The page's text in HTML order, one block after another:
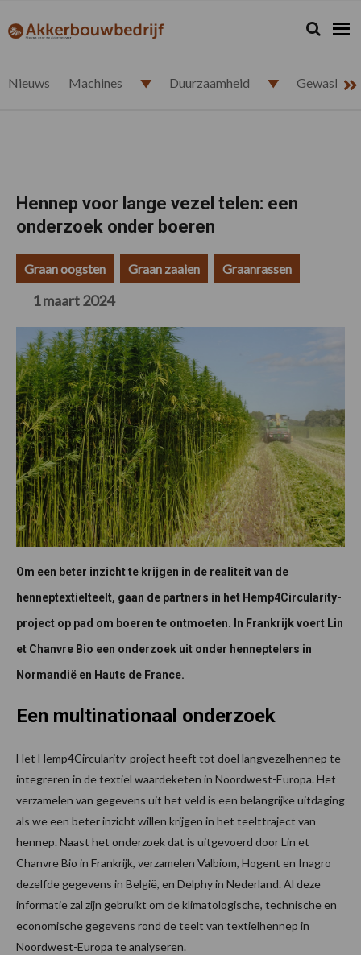
de
de
de
de
akkerbouwbedrijf.nl Zoeken...
Zoek
Nieuws Machines Duurzaamheid
Hennep voor lange vezel telen: een
onderzoek onder boeren
Graan oogsten Graan zaaien Graanrassen
1 maart 2024
Om een beter inzicht te krijgen in de realiteit van de
henneptextielteelt, gaan de partners in het Hemp4Circularity-
project op pad om boeren te ontmoeten. In Frankrijk voert Lin
et Chanvre Bio een onderzoek uit onder henneptelers in
Normandië en Hauts de France.
Een multinationaal onderzoek
Het Hemp4Circularity-project heeft tot doel langvezelhennep te
integreren in de textiel waardeketen in Noordwest-Europa. Het
verzamelen van gegevens uit het veld is een belangrijke uitdaging
als we een beter inzicht willen krijgen in het teelttraject van
hennep. Naast het onderzoek dat is uitgevoerd door Lin et
Chanvre Bio in Frankrijk, verzamelen Valbiom, Hogent en Inagro
dezelfde gegevens in België, en Delphy in Nederland. Al deze
informatie zal zijn gebruikt om de klimatologische, technische en
economische gegevens rond de teelt van textielhennep in
Noordwest-Europa te analyseren.